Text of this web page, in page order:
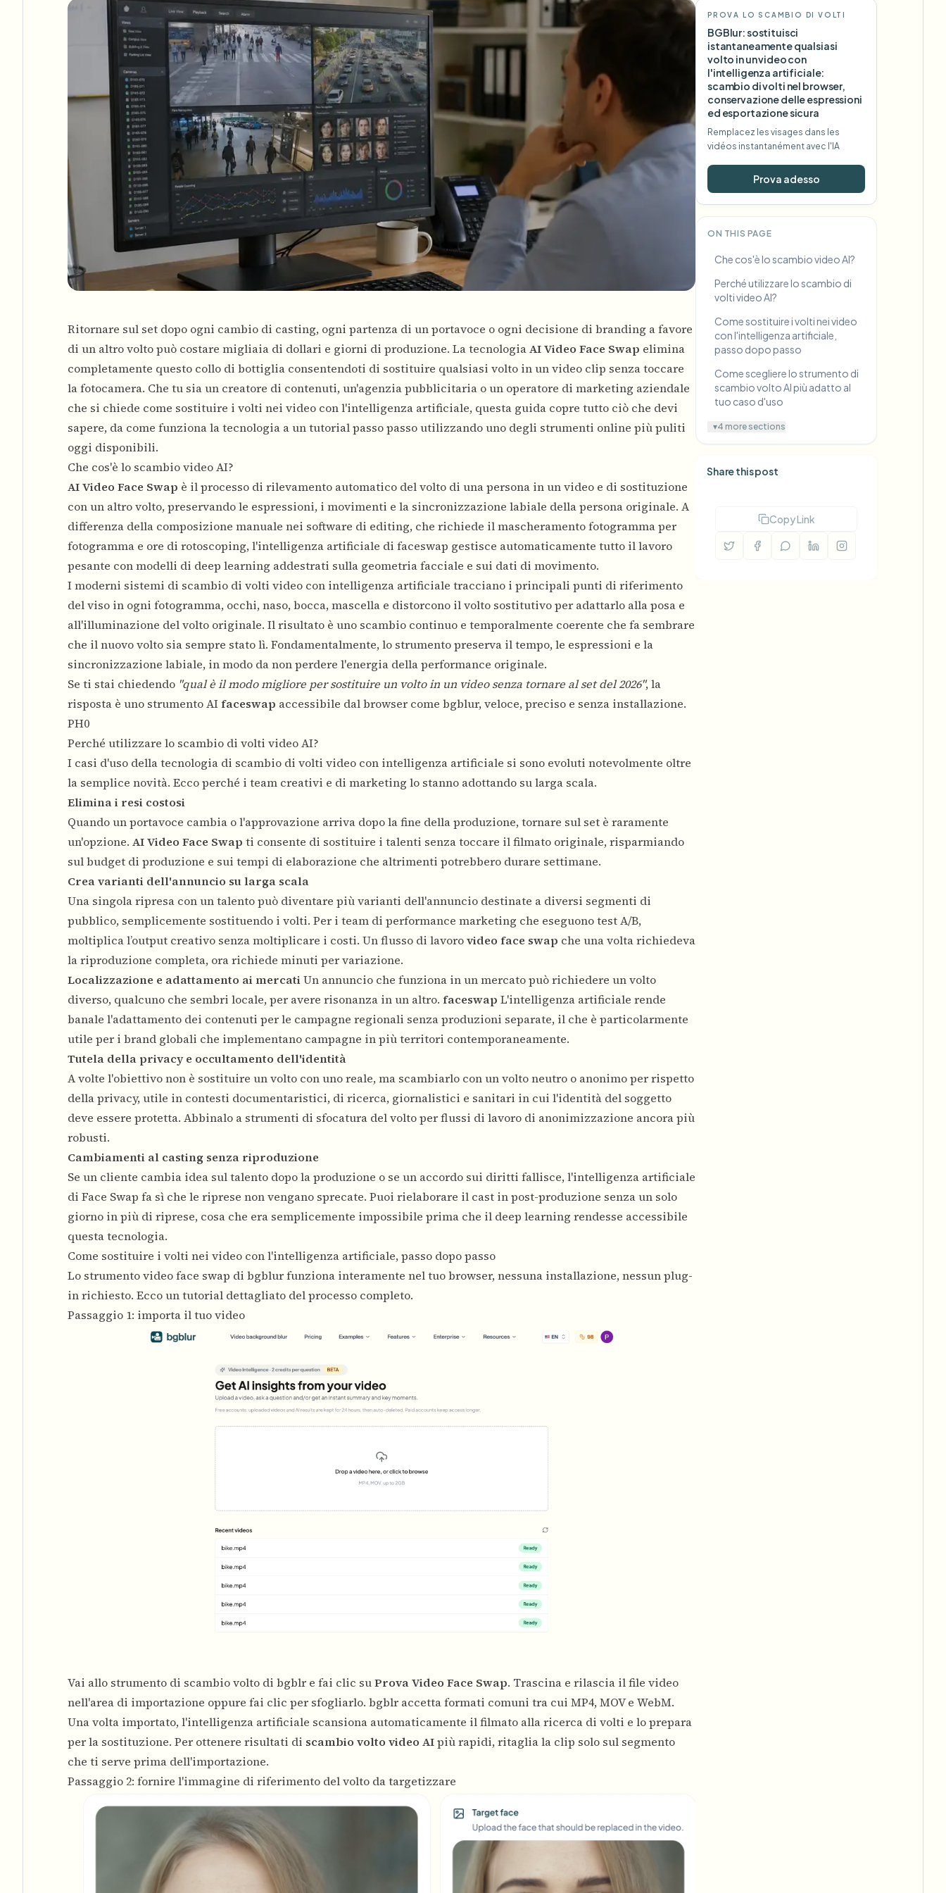
Ritornare sul set dopo ogni cambio di casting, ogni partenza di un portavoce o ogni decisione di branding a favore
di un altro volto può costare migliaia di dollari e giorni di produzione. La tecnologiaAI Video Face Swap elimina
completamente questo collo di bottiglia consentendoti di sostituire qualsiasi volto in un video clip senza toccare
la fotocamera. Che tu sia un creatore di contenuti, un'agenzia pubblicitaria o un operatore di marketing aziendale
che si chiede come sostituire i volti nei video con l'intelligenza artificiale, questa guida copre tutto ciò che devi
sapere, da come funziona la tecnologia a un tutorial passo passo utilizzando uno degli strumenti online più puliti
oggi disponibili.
Che cos'è lo scambio video AI?
AI Video Face Swap è il processo di rilevamento automatico del volto di una persona in un video e di sostituzione
con un altro volto, preservando le espressioni, i movimenti e la sincronizzazione labiale della persona originale. A
differenza della composizione manuale nei software di editing, che richiede il mascheramento fotogramma per
fotogramma e ore di rotoscoping, l'intelligenza artificiale di faceswap gestisce automaticamente tutto il lavoro
pesante con modelli di deep learning addestrati sulla geometria facciale e sui dati di movimento.
I moderni sistemi di scambio di volti video con intelligenza artificiale tracciano i principali punti di riferimento
del viso in ogni fotogramma, occhi, naso, bocca, mascella e distorcono il volto sostitutivo per adattarlo alla posa e
all'illuminazione del volto originale. Il risultato è uno scambio continuo e temporalmente coerente che fa sembrare
che il nuovo volto sia sempre stato lì. Fondamentalmente, lo strumento preserva il tempo, le espressioni e la
sincronizzazione labiale, in modo da non perdere l'energia della performance originale.
Se ti stai chiedendo "qual è il modo migliore per sostituire un volto in un video senza tornare al set del 2026", la
risposta è uno strumento AIfaceswap accessibile dal browser come bgblur, veloce, preciso e senza installazione.
PH0
Perché utilizzare lo scambio di volti video AI?
I casi d'uso della tecnologia di scambio di volti video con intelligenza artificiale si sono evoluti notevolmente oltre
la semplice novità. Ecco perché i team creativi e di marketing lo stanno adottando su larga scala.
Elimina i resi costosi
Quando un portavoce cambia o l'approvazione arriva dopo la fine della produzione, tornare sul set è raramente
un'opzione. AI Video Face Swap ti consente di sostituire i talenti senza toccare il filmato originale, risparmiando
sul budget di produzione e sui tempi di elaborazione che altrimenti potrebbero durare settimane.
Crea varianti dell'annuncio su larga scala
Una singola ripresa con un talento può diventare più varianti dell'annuncio destinate a diversi segmenti di
pubblico, semplicemente sostituendo i volti. Per i team di performance marketing che eseguono test A/B,
moltiplica l’output creativo senza moltiplicare i costi. Un flusso di lavorovideo face swap che una volta richiedeva
la riproduzione completa, ora richiede minuti per variazione.
Localizzazione e adattamento ai mercatiUn annuncio che funziona in un mercato può richiedere un volto
diverso, qualcuno che sembri locale, per avere risonanza in un altro. faceswap L'intelligenza artificiale rende
banale l'adattamento dei contenuti per le campagne regionali senza produzioni separate, il che è particolarmente
utile per i brand globali che implementano campagne in più territori contemporaneamente.
Tutela della privacy e occultamento dell'identità
A volte l'obiettivo non è sostituire un volto con uno reale, ma scambiarlo con un volto neutro o anonimo per rispetto
della privacy, utile in contesti documentaristici, di ricerca, giornalistici e sanitari in cui l'identità del soggetto
deve essere protetta. Abbinalo a strumenti di sfocatura del voltoper flussi di lavoro di anonimizzazione ancora più
robusti.
Cambiamenti al casting senza riproduzione
Se un cliente cambia idea sul talento dopo la produzione o se un accordo sui diritti fallisce, l'intelligenza artificiale
di Face Swap fa sì che le riprese non vengano sprecate. Puoi rielaborare il cast in post-produzione senza un solo
giorno in più di riprese, cosa che era semplicemente impossibile prima che il deep learning rendesse accessibile
questa tecnologia.
Come sostituire i volti nei video con l'intelligenza artificiale, passo dopo passo
Lo strumentovideo face swap di bgblur funziona interamente nel tuo browser, nessuna installazione, nessun plug-
in richiesto. Ecco un tutorial dettagliato del processo completo.
Passaggio 1: importa il tuo video
Vai allo strumento di scambio volto di bgblr e fai clic suProva Video Face Swap. Trascina e rilascia il file video
nell'area di importazione oppure fai clic per sfogliarlo. bgblr accetta formati comuni tra cui MP4, MOV e WebM.
Una volta importato, l'intelligenza artificiale scansiona automaticamente il filmato alla ricerca di volti e lo prepara
per la sostituzione. Per ottenere risultati di scambio volto video AIpiù rapidi, ritaglia la clip solo sul segmento
che ti serve prima dell'importazione.
Passaggio 2: fornire l'immagine di riferimento del volto da targetizzare
PROVA LO SCAMBIO DI VOLTI
BGBlur: sostituisci
istantaneamente qualsiasi
volto in un video con
l'intelligenza artificiale:
scambio di volti nel browser,
conservazione delle espressioni
ed esportazione sicura
Remplacez les visages dans les
vidéos instantanément avec l'IA
Prova adesso
ON THIS PAGE
Che cos'è lo scambio video AI?
Perché utilizzare lo scambio di
volti video AI?
Come sostituire i volti nei video
con l'intelligenza artificiale,
passo dopo passo
Come scegliere lo strumento di
scambio volto AI più adatto al
tuo caso d'uso
▾4 more sections
Share this post
Copy Link